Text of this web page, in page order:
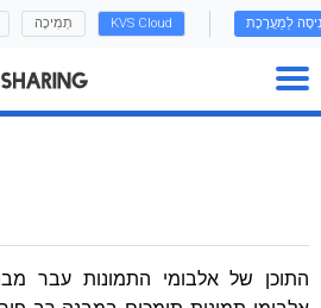
תְמִיכָה KVS Cloud לַמַעֲרֶכֶת
התוכן של אלבומי התמונות עבר